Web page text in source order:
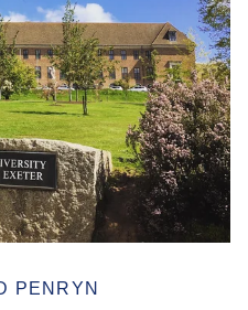
PENRYN